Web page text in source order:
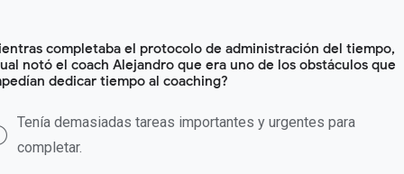
completaba el protocolo de administración del tiempo,
notó el coach Alejandro que era uno de los obstáculos que
dedicar tiempo al coaching?
Tenía demasiadas tareas importantes y urgentes para
completar.